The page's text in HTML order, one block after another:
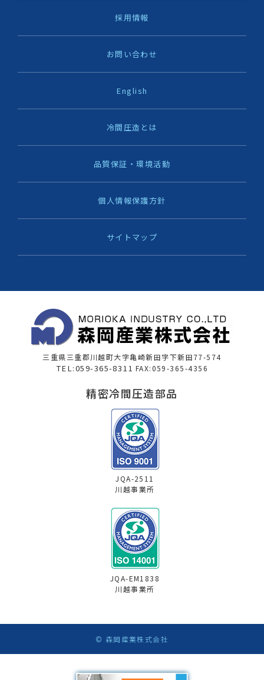
採用情報
お問い合わせ
English
冷間圧造とは
品質保証・環境活動
個人情報保護方針
サイトマップ
三重県三重郡川越町大字亀崎新田字下新田77-574
TEL:059-365-8311 FAX:059-365-4356
精密冷間圧造部品
JQA-2511
川越事業所
JQA-EM1838
川越事業所
© 森岡産業株式会社